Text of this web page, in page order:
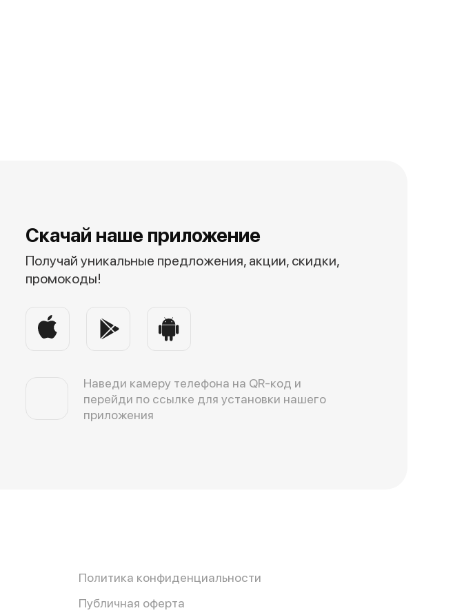
Скачай наше приложение
Получай уникальные предложения, акции, скидки,
промокоды!
Наведи камеру телефона на QR-код и
перейди по ссылке для установки нашего
приложения
Политика конфиденциальности
Публичная оферта